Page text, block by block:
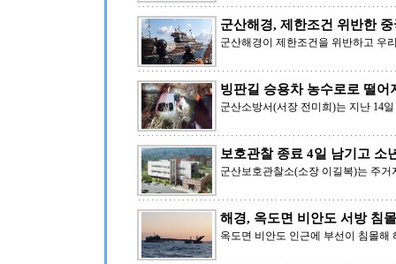
군산해경, 제한조건 위반한
군산해경이 제한조건을 위반하고 우
빙판길 승용차 농수로로 떨어
군산소방서(서장 전미희)는 지난 14
보호관찰 종료 4일 남기고 소
군산보호관찰소(소장 이길복)는 주
해경, 옥도면 비안도 서방 침
옥도면 비안도 인근에 부선이 침몰해